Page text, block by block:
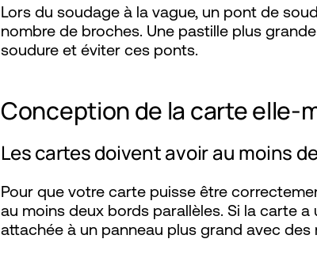
Lors du soudage à la vague, un pont de
nombre de broches. Une pastille plus
soudure et éviter ces ponts.
Conception de la carte elle-
Les cartes doivent avoir au moins
Pour que votre carte puisse être
au moins deux bords parallèles. Si la carte
attachée à un panneau plus grand avec